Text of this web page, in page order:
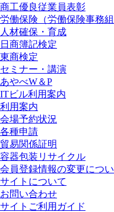
商工優良従業員表彰
労働保険（労働保険事務組
人材確保・育成
日商簿記検定
東商検定
セミナー・講演
あやべW＆P
ITビル利用案内
利用案内
会場予約状況
各種申請
貿易関係証明
容器包装リサイクル
会員登録情報の変更につ
サイトについて
お問い合わせ
サイトご利用ガイド